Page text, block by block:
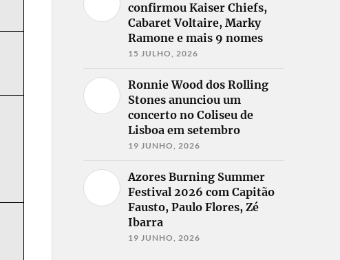
confirmou Kaiser Chiefs,
Cabaret Voltaire, Marky
Ramone e mais 9 nomes
15 JULHO, 2026
Ronnie Wood dos Rolling
Stones anunciou um
concerto no Coliseu de
Lisboa em setembro
19 JUNHO, 2026
Azores Burning Summer
Festival 2026 com Capitão
Fausto, Paulo Flores, Zé
Ibarra
19 JUNHO, 2026